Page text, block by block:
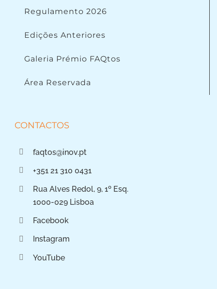
Regulamento 2026
Edições Anteriores
Galeria Prémio FAQtos
Área Reservada
CONTACTOS
faqtos@inov.pt
+351 21 310 0431
Rua Alves Redol, 9, 1º Esq.
1000-029 Lisboa
Facebook
Instagram
YouTube